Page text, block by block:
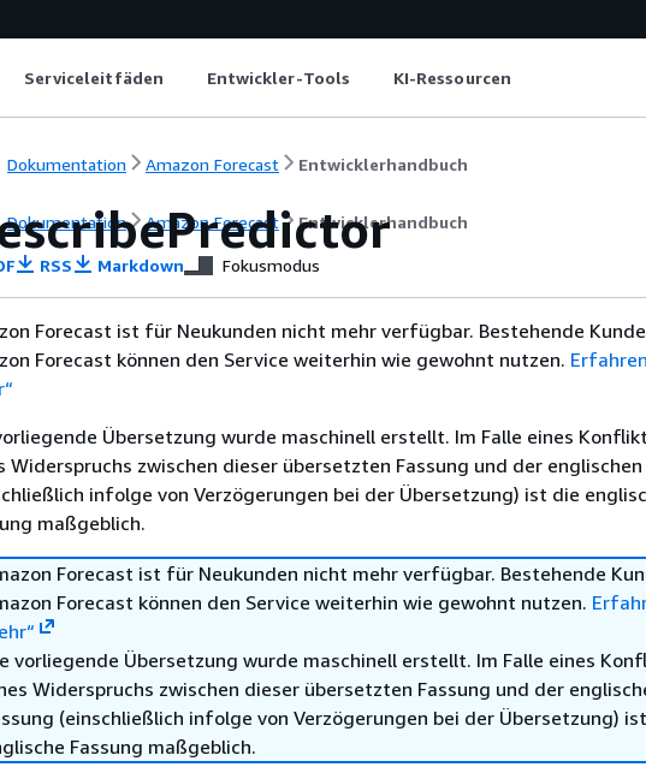
Serviceleitfäden Entwickler-Tools KI-Ressourcen
Dokumentation Amazon Forecast Entwicklerhandbuch
Dokumentation Amazon Forecast Entwicklerhandbuch
RSS Markdown Fokusmodus
Forecast ist für Neukunden nicht mehr verfügbar. Bestehende
Forecast können den Service weiterhin wie gewohnt nutzen.
Übersetzung wurde maschinell erstellt. Im Falle eines
Widerspruchs zwischen dieser übersetzten Fassung und der englischen
infolge von Verzögerungen bei der Übersetzung) ist die
maßgeblich.
Forecast ist für Neukunden nicht mehr verfügbar. Bestehende
Forecast können den Service weiterhin wie gewohnt nutzen.
vorliegende Übersetzung wurde maschinell erstellt. Im Falle eines
Widerspruchs zwischen dieser übersetzten Fassung und der
(einschließlich infolge von Verzögerungen bei der Übersetzung)
Fassung maßgeblich.